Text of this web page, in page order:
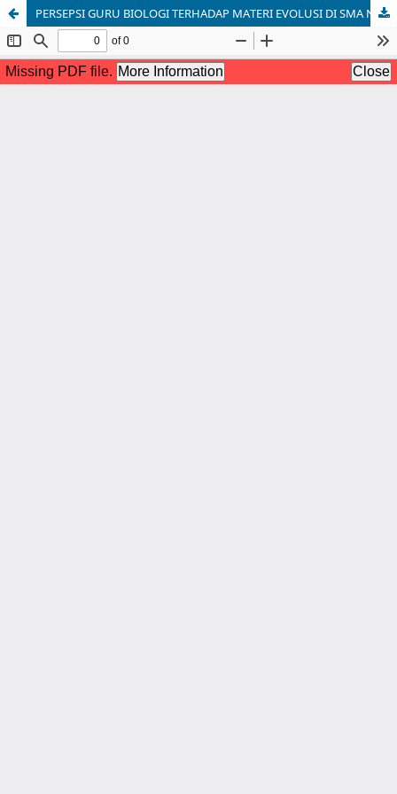
PERSEPSI GURU BIOLOGI TERHADAP MATERI EVOLUSI DI SMA NEGERI KOTA TANJUNGPINANG